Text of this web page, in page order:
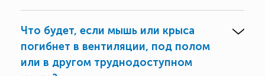
Что будет, если мышь или крыса
погибнет в вентиляции, под полом
или в другом труднодоступном